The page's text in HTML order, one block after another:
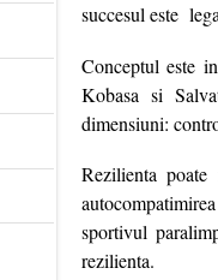
succesul este
Conceptul este
Kobasa si
dimensiuni:
Rezilienta
sportivul
rezilienta.